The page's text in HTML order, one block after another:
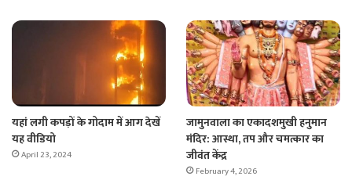
यहां लगी कपड़ों के गोदाम में आग देखें
यह वीडियो
April 23, 2024
जामुनवाला का एकादशमुखी हनुमान
मंदिर: आस्था, तप और चमत्कार का
जीवंत केंद्र
February 4, 2026